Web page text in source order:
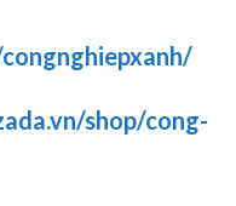
shop/cong-